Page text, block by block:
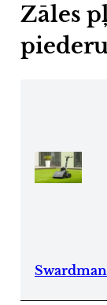
Zāles